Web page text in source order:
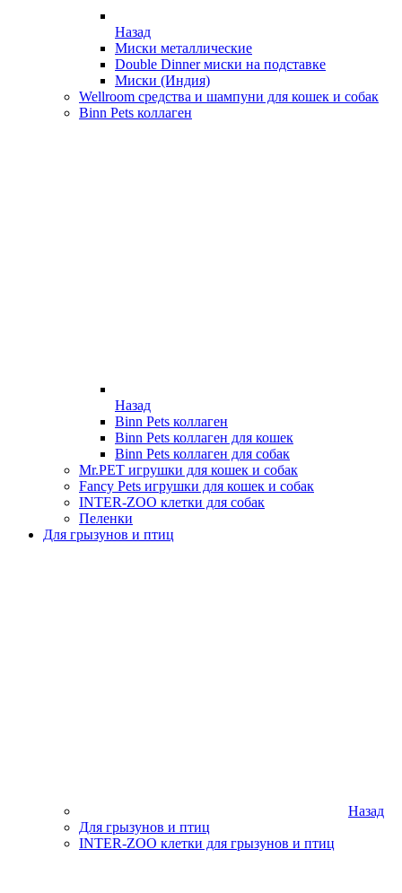
Назад
Миски металлические
Double Dinner миски на подставке
Миски (Индия)
Wellroom средства и шампуни для кошек и собак
Binn Pets коллаген
Назад
Binn Pets коллаген
Binn Pets коллаген для кошек
Binn Pets коллаген для собак
Mr.PET игрушки для кошек и собак
Fancy Pets игрушки для кошек и собак
INTER-ZOO клетки для собак
Пеленки
Для грызунов и птиц
Назад
Для грызунов и птиц
INTER-ZOO клетки для грызунов и птиц